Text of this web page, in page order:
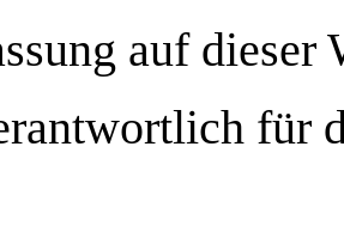
auf dieser
für